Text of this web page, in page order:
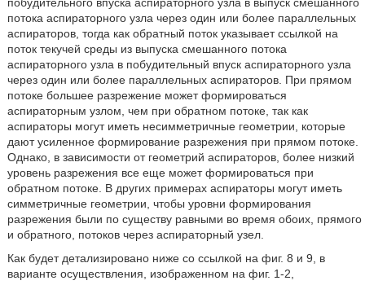
потока аспираторного узла через один или более параллельных
аспираторов, тогда как обратный поток указывает ссылкой на
поток текучей среды из выпуска смешанного потока
аспираторного узла в побудительный впуск аспираторного узла
через один или более параллельных аспираторов. При прямом
потоке большее разрежение может формироваться
аспираторным узлом, чем при обратном потоке, так как
аспираторы могут иметь несимметричные геометрии, которые
дают усиленное формирование разрежения при прямом потоке.
Однако, в зависимости от геометрий аспираторов, более низкий
уровень разрежения все еще может формироваться при
обратном потоке. В других примерах аспираторы могут иметь
симметричные геометрии, чтобы уровни формирования
разрежения были по существу равными во время обоих, прямого
и обратного, потоков через аспираторный узел.
Как будет детализировано ниже со ссылкой на фиг. 8 и 9, в
варианте осуществления, изображенном на фиг. 1-2,